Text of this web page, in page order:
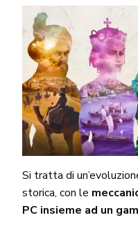
Si tratta di
storica, con le
PC insieme ad un